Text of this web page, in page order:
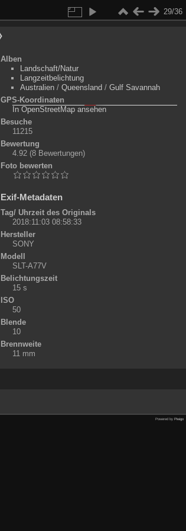
29/36
Alben
Landschaft/Natur
Langzeitbelichtung
Australien/ Queensland / Gulf Savannah
GPS-Koordinaten
+
-
©
In OpenStreetMap ansehen
Besuche
11215
Bewertung
4.92 (8 Bewertungen)
Foto bewerten
Exif-Metadaten
Tag/ Uhrzeit des Originals
2018:11:03 08:58:33
Hersteller
SONY
Modell
SLT-A77V
Belichtungszeit
15 s
ISO
50
Blende
10
Brennweite
11 mm
Powered by Piwigo